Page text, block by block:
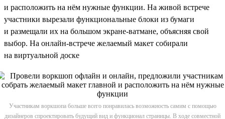
и расположить на нём нужные функции. На живой встрече
участники вырезали функциональные блоки из бумаги
и размещали их на большом экране-ватмане, объясняя свой
выбор. На онлайн-встрече желаемый макет собирали
на виртуальной доске
Участникам воркшопа больше всего понравилась возможность самим с помощью
дизайнеров спроектировать будущий вид и функционал страницы. В ходе совместной